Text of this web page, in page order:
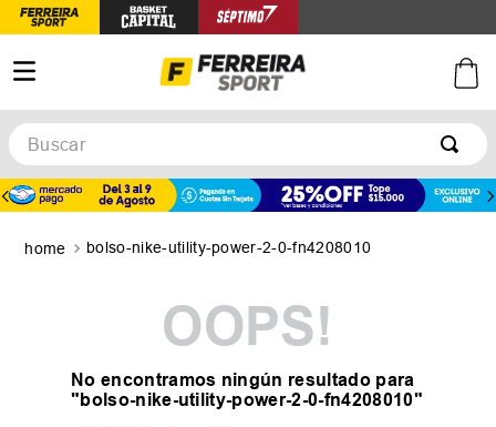
Buscar
bolso-nike-utility-power-2-0-fn4208010
OOPS!
No encontramos ningún resultado para
"bolso-nike-utility-power-2-0-fn4208010"
TÉRMINOS MÁS BUSCADOS
zapatillas mujer
zapatillas adidas